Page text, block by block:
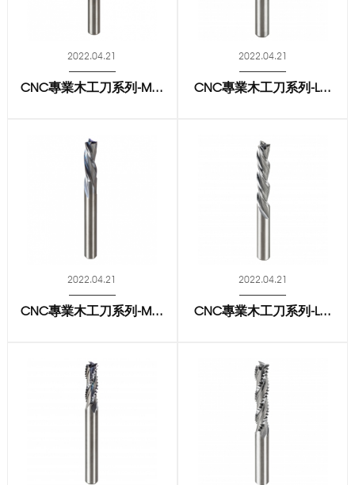
2022.04.21
CNC專業木工刀系列-M...
2022.04.21
CNC專業木工刀系列-L...
2022.04.21
CNC專業木工刀系列-M...
2022.04.21
CNC專業木工刀系列-L...